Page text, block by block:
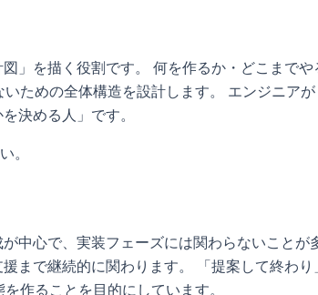
」を描く役割です。 何を作るか・どこまでや
ための全体構造を設計します。 エンジニアが
決める人」です。
。
中心で、実装フェーズには関わらないことが
まで継続的に関わります。 「提案して終わり
作ることを目的にしています。